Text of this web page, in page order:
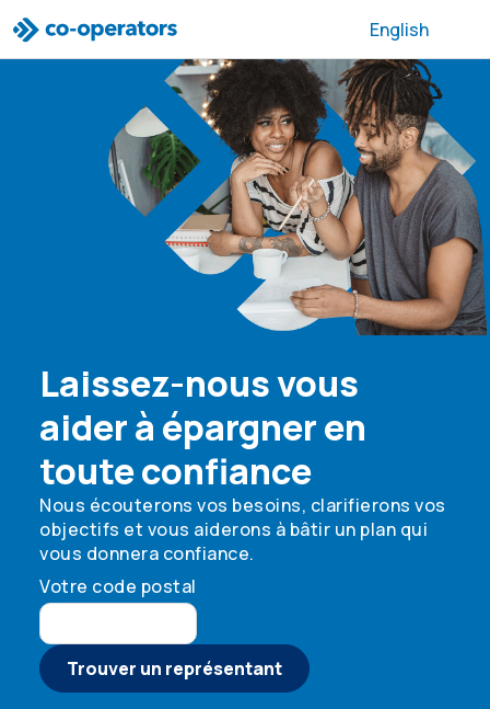
Passer à la recherche
Passer au menu principal
Passer au contenu principal
Passer au pied de page English
Laissez-nous vous
aider à épargner en
toute confiance
Nous écouterons vos besoins, clarifierons vos
objectifs et vous aiderons à bâtir un plan qui
vous donnera confiance.
Votre code postal
Trouver un représentant